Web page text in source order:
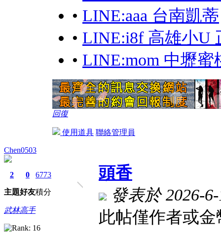
• LINE:aaa 台南凱蒂
• LINE:i8f 高雄小U
• LINE:mom 中壢
回復
使用道具 聯絡管理員
Chen0503
2
主題
0
好友
6773
積分
武林高手
頭香
發表於 2026-
此帖僅作者或